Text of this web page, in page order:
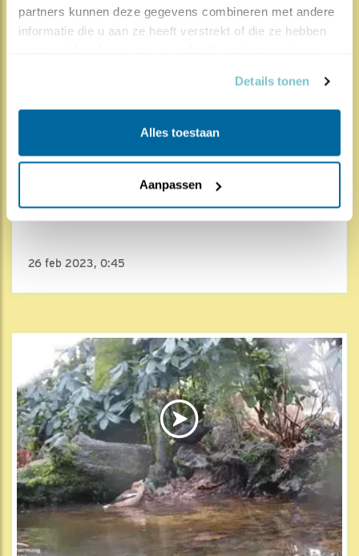
partners kunnen deze gegevens combineren met andere
informatie die u aan ze heeft verstrekt of die ze hebben
Details tonen
Alles toestaan
Aanpassen
Het steenuilenpaar van 2023 ar..
26 feb 2023, 0:45